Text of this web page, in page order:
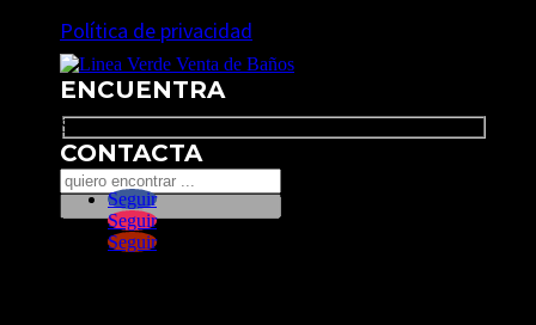
Política de privacidad
ENCUENTRA
Search
CONTACTA
Seguir
Seguir
Seguir